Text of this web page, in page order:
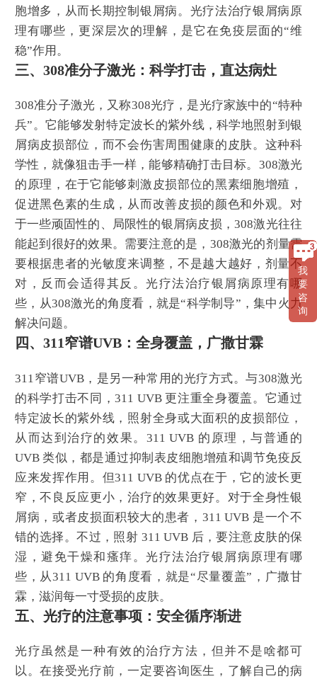
胞增多，从而长期控制银屑病。光疗法治疗银屑病原
理有哪些，更深层次的理解，是它在免疫层面的“维
稳”作用。
三、308准分子激光：科学打击，直达病灶
308准分子激光，又称308光疗，是光疗家族中的“特种
兵”。它能够发射特定波长的紫外线，科学地照射到银
屑病皮损部位，而不会伤害周围健康的皮肤。这种科
学性，就像狙击手一样，能够精确打击目标。308激光
的原理，在于它能够刺激皮损部位的黑素细胞增殖，
促进黑色素的生成，从而改善皮损的颜色和外观。对
于一些顽固性的、局限性的银屑病皮损，308激光往往
能起到很好的效果。需要注意的是，308激光的剂量需
要根据患者的光敏度来调整，不是越大越好，剂量不
对，反而会适得其反。光疗法治疗银屑病原理有哪
些，从308激光的角度看，就是“科学制导”，集中火力
解决问题。
四、311窄谱UVB：全身覆盖，广撒甘霖
311窄谱UVB，是另一种常用的光疗方式。与308激光
的科学打击不同，311 UVB 更注重全身覆盖。它通过
特定波长的紫外线，照射全身或大面积的皮损部位，
从而达到治疗的效果。311 UVB 的原理，与普通的
UVB 类似，都是通过抑制表皮细胞增殖和调节免疫反
应来发挥作用。但311 UVB 的优点在于，它的波长更
窄，不良反应更小，治疗的效果更好。对于全身性银
屑病，或者皮损面积较大的患者，311 UVB 是一个不
错的选择。不过，照射 311 UVB 后，要注意皮肤的保
湿，避免干燥和瘙痒。光疗法治疗银屑病原理有哪
些，从311 UVB 的角度看，就是“尽量覆盖”，广撒甘
霖，滋润每一寸受损的皮肤。
五、光疗的注意事项：安全循序渐进
光疗虽然是一种有效的治疗方法，但并不是啥都可
以。在接受光疗前，一定要咨询医生，了解自己的病
我
要
咨
询